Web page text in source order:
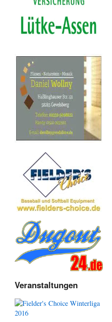
Veranstaltungen